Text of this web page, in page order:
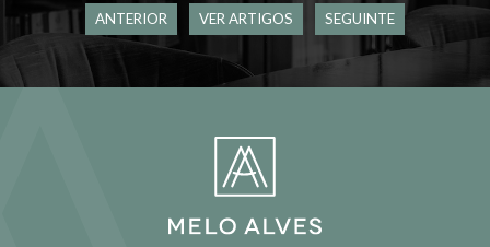
ANTERIOR VER ARTIGOS SEGUINTE